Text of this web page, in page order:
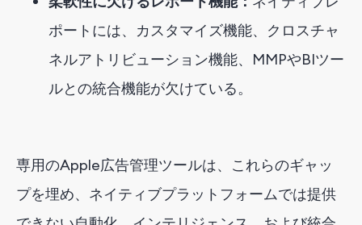
ポートには、カスタマイズ機能、クロスチャ
ネルアトリビューション機能、MMPやBIツー
ルとの統合機能が欠けている。
専用のApple広告管理ツールは、これらのギャッ
プを埋め、ネイティブプラットフォームでは提供